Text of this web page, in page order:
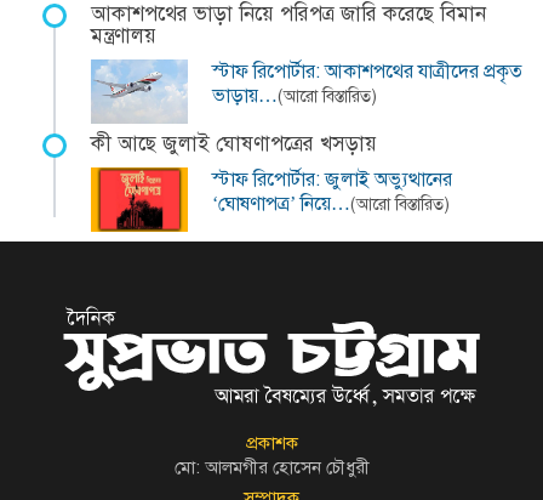
আকাশপথের ভাড়া নিয়ে পরিপত্র জারি করেছে বিমান
মন্ত্রণালয়
স্টাফ রিপোর্টার: আকাশপথের যাত্রীদের প্রকৃত
ভাড়ায়…(আরো বিস্তারিত)
কী আছে জুলাই ঘোষণাপত্রের খসড়ায়
স্টাফ রিপোর্টার: জুলাই অভ্যুত্থানের
‘ঘোষণাপত্র’ নিয়ে…(আরো বিস্তারিত)
প্রকাশক
মো: আলমগীর হোসেন চৌধুরী